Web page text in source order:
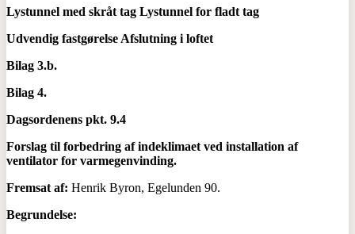
Lystunnel med skråt tag Lystunnel for fladt tag
Udvendig fastgørelse Afslutning i loftet
Bilag 3.b.
Bilag 4.
Dagsordenens pkt. 9.4
Forslag til forbedring af indeklimaet ved installation af
ventilator for varmegenvinding.
Fremsat af: Henrik Byron, Egelunden 90.
Begrundelse: